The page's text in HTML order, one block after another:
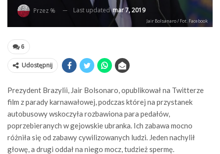
Przez % Last updatedmar 7, 2019
Jair Bolsanaro / Fot. Facebook
6
Udostępnij
Prezydent Brazylii, Jair Bolsonaro, opublikował na Twitterze
film z parady karnawałowej, podczas której na przystanek
autobusowy wskoczyła rozbawiona para pedałów,
poprzebieranych w gejowskie ubranka. Ich zabawa mocno
różniła się od zabawy cywilizowanych ludzi. Jeden nachylił
głowę, a drugi oddał na niego mocz, tudzież spermę.